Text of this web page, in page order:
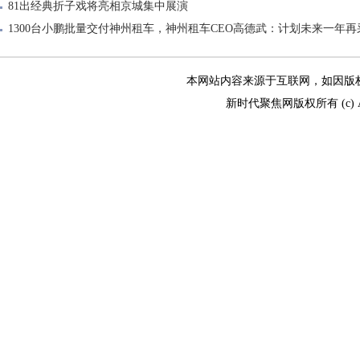
81出经典折子戏将亮相京城集中展演
1300台小鹏批量交付神州租车，神州租车CEO高德武：计划未来一年
本网站内容来源于互联网，如因版
新时代聚焦网版权所有 (c)